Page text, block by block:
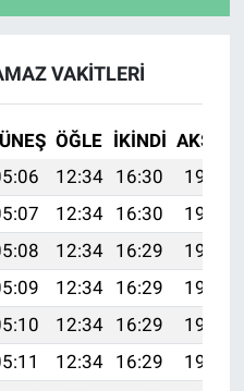
VAKITLERI
ÖĞLE İKINDI AKŞAM
12:34 16:30
19:53
12:34 16:30
19:52
12:34 16:29
19:51
12:34 16:29
19:50
12:34 16:29
19:49
12:34 16:29
19:48